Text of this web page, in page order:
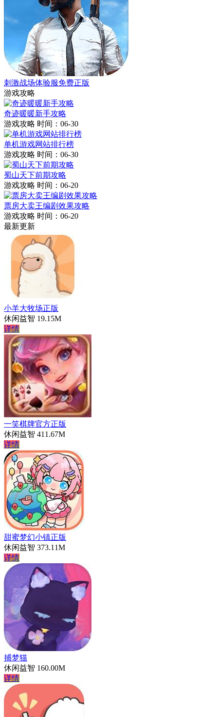
刺激战场体验服免费正版
游戏攻略
奇迹暖暖新手攻略
游戏攻略 时间：06-30
单机游戏网站排行榜
游戏攻略 时间：06-30
蜀山天下前期攻略
游戏攻略 时间：06-20
票房大卖王编剧效果攻略
游戏攻略 时间：06-20
最新更新
小羊大牧场正版
休闲益智 19.15M
详情
一笑棋牌官方正版
休闲益智 411.67M
详情
甜蜜梦幻小镇正版
休闲益智 373.11M
详情
捕梦猫
休闲益智 160.00M
详情